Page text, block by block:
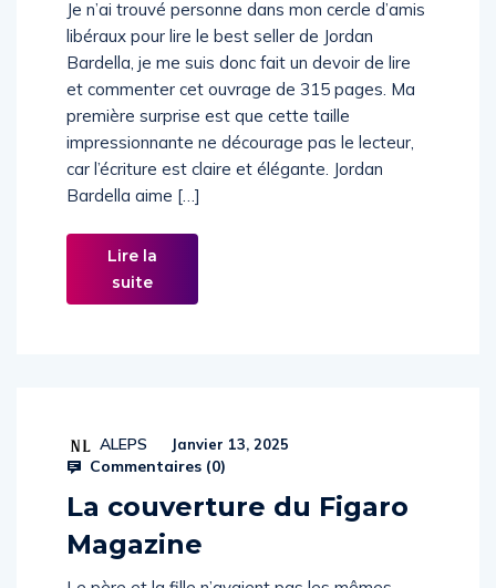
Je n’ai trouvé personne dans mon cercle d’amis
libéraux pour lire le best seller de Jordan
Bardella, je me suis donc fait un devoir de lire
et commenter cet ouvrage de 315 pages. Ma
première surprise est que cette taille
impressionnante ne décourage pas le lecteur,
car l’écriture est claire et élégante. Jordan
Lire la
suite
ALEPS Janvier 13, 2025
La couverture du Figaro
Magazine